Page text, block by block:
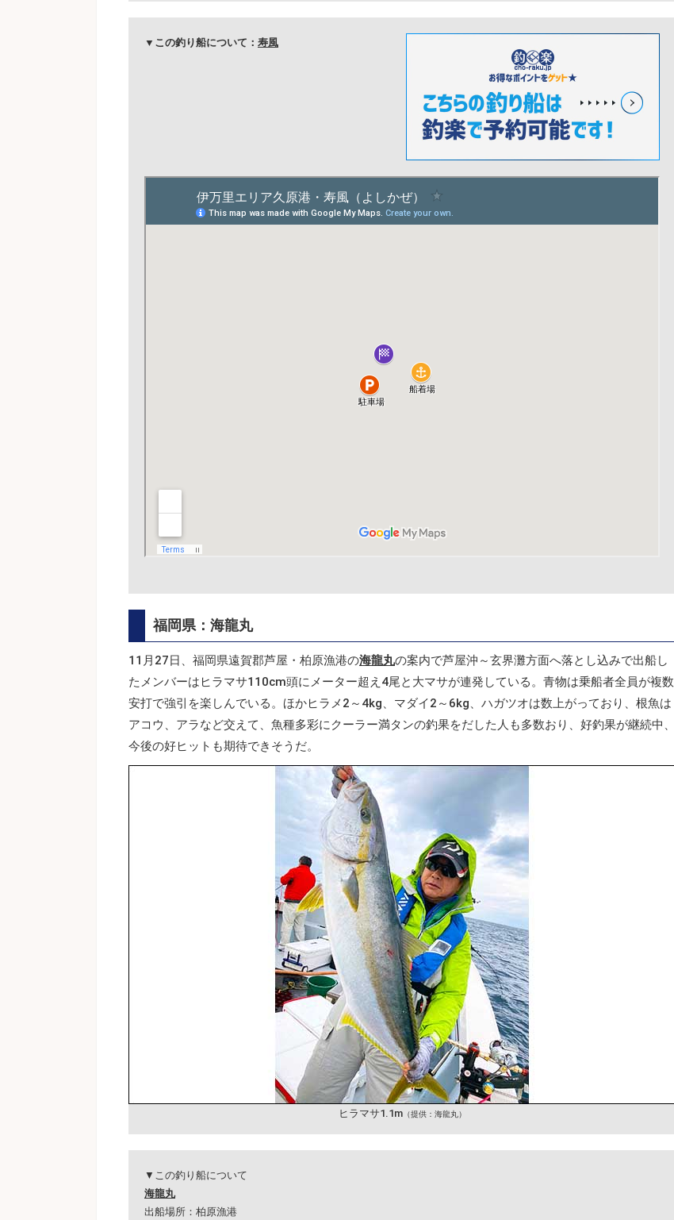
▼この釣り船について： 寿風
福岡県：海龍丸
11月27日、福岡県遠賀郡芦屋・柏原漁港の海龍丸の案内で芦屋沖～玄界灘方面へ落とし込みで出船し
たメンバーはヒラマサ110cm頭にメーター超え4尾と大マサが連発している。青物は乗船者全員が複数
安打で強引を楽しんでいる。ほかヒラメ2～4kg、マダイ2～6kg、ハガツオは数上がっており、根魚は
アコウ、アラなど交えて、魚種多彩にクーラー満タンの釣果をだした人も多数おり、好釣果が継続中、
今後の好ヒットも期待できそうだ。
ヒラマサ1.1m（提供：海龍丸）
▼この釣り船について
海龍丸
出船場所：柏原漁港